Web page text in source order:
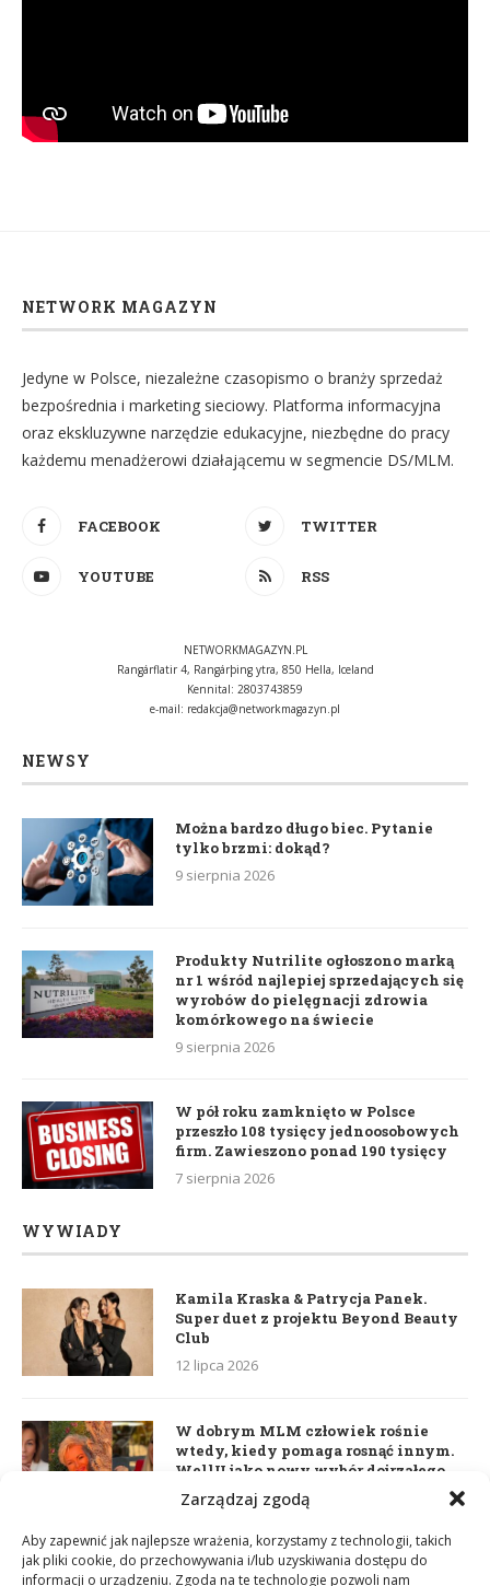
Zarządzaj zgodą
Aby zapewnić jak najlepsze wrażenia, korzystamy z technologii, takich
jak pliki cookie, do przechowywania i/lub uzyskiwania dostępu do
informacji o urządzeniu. Zgoda na te technologie pozwoli nam
NETWORK MAGAZYN
Jedyne w Polsce, niezależne czasopismo o branży sprzedaż
bezpośrednia i marketing sieciowy. Platforma informacyjna
oraz ekskluzywne narzędzie edukacyjne, niezbędne do pracy
każdemu menadżerowi działającemu w segmencie DS/MLM.
FACEBOOK TWITTER
YOUTUBE RSS
NETWORKMAGAZYN.PL
Rangárflatir 4, Rangárþing ytra, 850 Hella, Iceland
Kennital: 2803743859
e-mail: redakcja@networkmagazyn.pl
NEWSY
Można bardzo długo biec. Pytanie
tylko brzmi: dokąd?
9 sierpnia 2026
Produkty Nutrilite ogłoszono marką
nr 1 wśród najlepiej sprzedających się
wyrobów do pielęgnacji zdrowia
komórkowego na świecie
9 sierpnia 2026
W pół roku zamknięto w Polsce
przeszło 108 tysięcy jednoosobowych
firm. Zawieszono ponad 190 tysięcy
7 sierpnia 2026
WYWIADY
Kamila Kraska & Patrycja Panek.
Super duet z projektu Beyond Beauty
Club
12 lipca 2026
W dobrym MLM człowiek rośnie
wtedy, kiedy pomaga rosnąć innym.
WellU jako nowy wybór dojrzałego
lidera